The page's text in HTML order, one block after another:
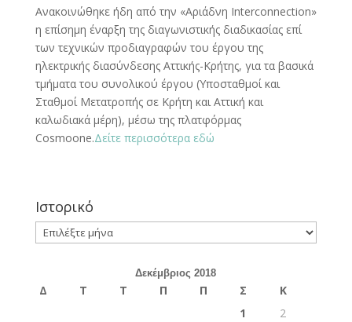
Ανακοινώθηκε ήδη από την «Αριάδνη Interconnection»
η επίσημη έναρξη της διαγωνιστικής διαδικασίας επί
των τεχνικών προδιαγραφών του έργου της
ηλεκτρικής διασύνδεσης Αττικής-Κρήτης, για τα βασικά
τμήματα του συνολικού έργου (Υποσταθμοί και
Σταθμοί Μετατροπής σε Κρήτη και Αττική και
καλωδιακά μέρη), μέσω της πλατφόρμας
Cosmoone.Δείτε περισσότερα εδώ
Ιστορικό
Ιστορικό
Δεκέμβριος 2018
Δ Τ Τ Π Π Σ
Κ
1
2